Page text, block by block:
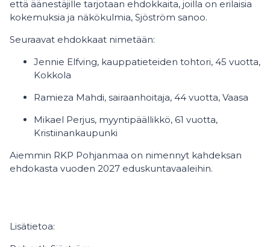
että äänestäjille tarjotaan ehdokkaita, joilla on erilaisia
kokemuksia ja näkökulmia, Sjöström sanoo.
Seuraavat ehdokkaat nimetään:
Jennie Elfving, kauppatieteiden tohtori, 45 vuotta,
Kokkola
Ramieza Mahdi, sairaanhoitaja, 44 vuotta, Vaasa
Mikael Perjus, myyntipäällikkö, 61 vuotta,
Kristiinankaupunki
Aiemmin RKP Pohjanmaa on nimennyt kahdeksan
ehdokasta vuoden 2027 eduskuntavaaleihin.
Lisätietoa: